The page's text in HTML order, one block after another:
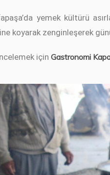
yemek kültürü
koyarak zenginleşerek
için Gastronomi